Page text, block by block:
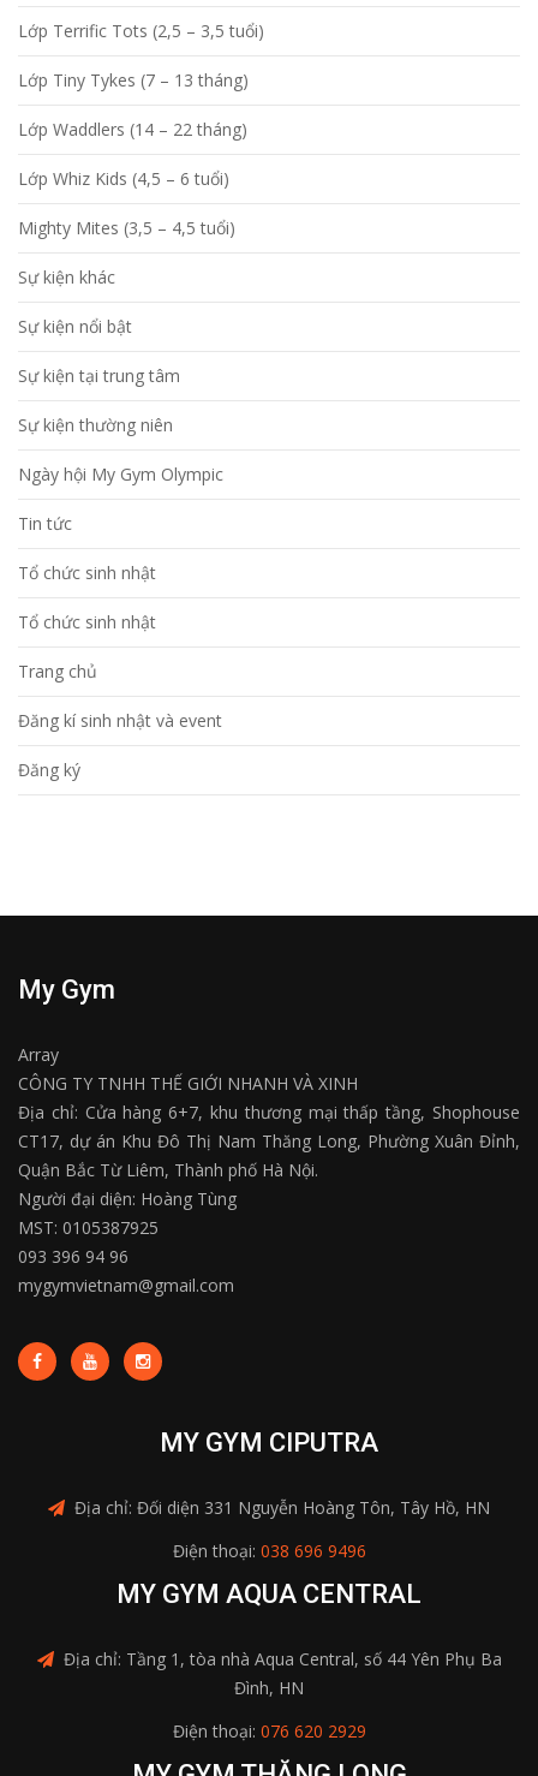
Lớp Terrific Tots (2,5 – 3,5 tuổi)
Lớp Tiny Tykes (7 – 13 tháng)
Lớp Waddlers (14 – 22 tháng)
Lớp Whiz Kids (4,5 – 6 tuổi)
Mighty Mites (3,5 – 4,5 tuổi)
Sự kiện khác
Sự kiện nổi bật
Sự kiện tại trung tâm
Sự kiện thường niên
Ngày hội My Gym Olympic
Tin tức
Tổ chức sinh nhật
Tổ chức sinh nhật
Trang chủ
Đăng kí sinh nhật và event
Đăng ký
My Gym
Array
CÔNG TY TNHH THẾ GIỚI NHANH VÀ XINH
Địa chỉ: Cửa hàng 6+7, khu thương mại thấp tầng, Shophouse
CT17, dự án Khu Đô Thị Nam Thăng Long, Phường Xuân Đỉnh,
Quận Bắc Từ Liêm, Thành phố Hà Nội.
Người đại diện: Hoàng Tùng
MST: 0105387925
093 396 94 96
mygymvietnam@gmail.com
MY GYM CIPUTRA
Địa chỉ: Đối diện 331 Nguyễn Hoàng Tôn, Tây Hồ, HN
Điện thoại: 038 696 9496
MY GYM AQUA CENTRAL
Địa chỉ: Tầng 1, tòa nhà Aqua Central, số 44 Yên Phụ Ba
Đình, HN
Điện thoại: 076 620 2929